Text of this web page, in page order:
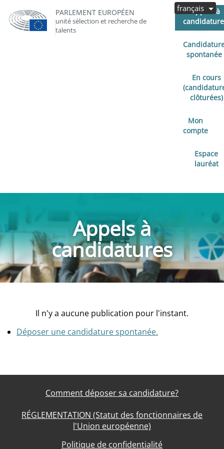
PARLEMENT EUROPÉEN
unité sélection et recherche de
talents
Appels à
spontanée
En cours
clôturées)
Mon
compte
Espace
lauréat
français
Appels à
candidatures
Il n'y a aucune publication pour l'instant.
Déposer une candidature spontanée.
Comment déposer sa candidature?
RÉGLEMENTATION (Statut des fonctionnaires de
l'Union européenne)
Politique de confidentialité